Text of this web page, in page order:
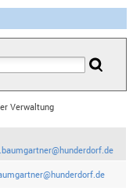
Verwaltung